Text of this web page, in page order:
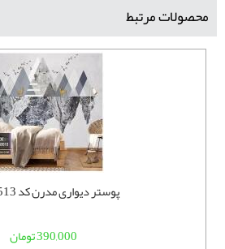
محصولات مرتبط
پوستر دیواری مدرن کد M-33513
390,000 تومان